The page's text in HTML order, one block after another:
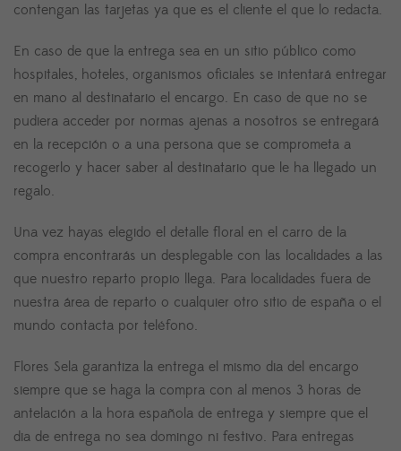
contengan las tarjetas ya que es el cliente el que lo redacta.
En caso de que la entrega sea en un sitio público como
hospitales, hoteles, organismos oficiales se intentará entregar
en mano al destinatario el encargo. En caso de que no se
pudiera acceder por normas ajenas a nosotros se entregará
en la recepción o a una persona que se comprometa a
recogerlo y hacer saber al destinatario que le ha llegado un
regalo.
Una vez hayas elegido el detalle floral en el carro de la
compra encontrarás un desplegable con las localidades a las
que nuestro reparto propio llega. Para localidades fuera de
nuestra área de reparto o cualquier otro sitio de españa o el
mundo contacta por teléfono.
Flores Sela garantiza la entrega el mismo dia del encargo
siempre que se haga la compra con al menos 3 horas de
antelación a la hora española de entrega y siempre que el
dia de entrega no sea domingo ni festivo. Para entregas